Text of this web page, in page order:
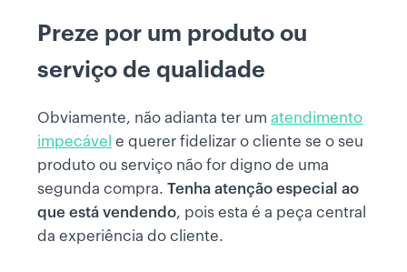
Preze por um produto ou
serviço de qualidade
Obviamente, não adianta ter um atendimento
impecável e querer fidelizar o cliente se o seu
produto ou serviço não for digno de uma
segunda compra. Tenha atenção especial ao
que está vendendo, pois esta é a peça central
da experiência do cliente.